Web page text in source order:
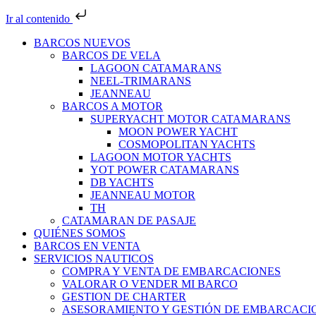
Ir al contenido
BARCOS NUEVOS
BARCOS DE VELA
LAGOON CATAMARANS
NEEL-TRIMARANS
JEANNEAU
BARCOS A MOTOR
SUPERYACHT MOTOR CATAMARANS
MOON POWER YACHT
COSMOPOLITAN YACHTS
LAGOON MOTOR YACHTS
YOT POWER CATAMARANS
DB YACHTS
JEANNEAU MOTOR
TH
CATAMARAN DE PASAJE
QUIÉNES SOMOS
BARCOS EN VENTA
SERVICIOS NAUTICOS
COMPRA Y VENTA DE EMBARCACIONES
VALORAR O VENDER MI BARCO
GESTION DE CHARTER
ASESORAMIENTO Y GESTIÓN DE